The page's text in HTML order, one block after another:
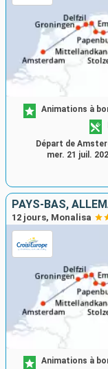
Animations à
Départ de
mer. 21 juil.
PAYS-BAS,
12 jours, Monalisa
Animations à